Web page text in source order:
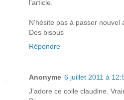
l'article.
N'hésite pas à passer nouvel
Des bisous
Répondre
Anonyme 6 juillet 2011 à
J'adore ce colle claudine.